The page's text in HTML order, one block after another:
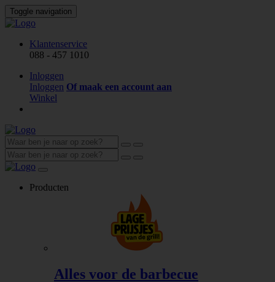
Toggle navigation
Klantenservice
088 - 457 1010
Inloggen
Inloggen Of maak een account aan
Winkel
Producten
Alles voor de barbecue